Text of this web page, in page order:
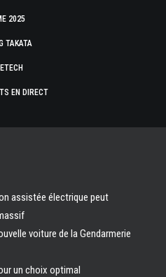
2025
TAKATA
EN DIRECT
assistée électrique peut
voiture de la Gendarmerie
un choix optimal